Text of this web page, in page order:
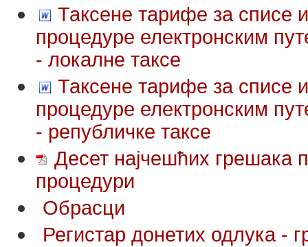
Таксене тарифе за списе
процедуре електронским
- локалне таксе
Таксене тарифе за списе
процедуре електронским
- републичке таксе
Десет најчешћих грешака
процедури
Обрасци
Регистар донетих одлука -